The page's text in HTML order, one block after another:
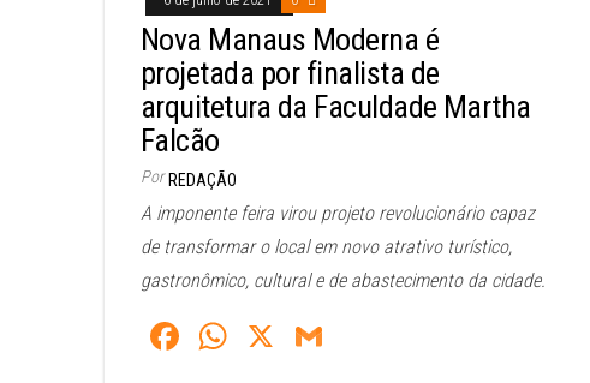
Nova Manaus Moderna é
projetada por finalista de
arquitetura da Faculdade Martha
Falcão
Por REDAÇÃO
A imponente feira virou projeto revolucionário capaz
de transformar o local em novo atrativo turístico,
gastronômico, cultural e de abastecimento da cidade.
Fa
W
X